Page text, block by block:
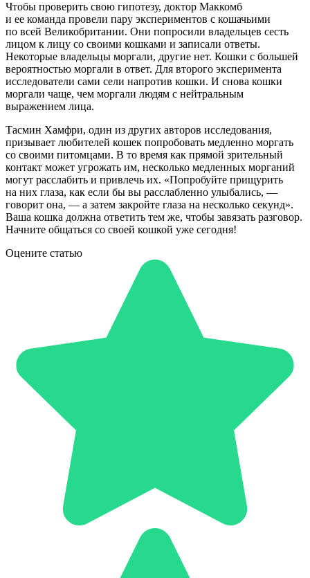
Чтобы проверить свою гипотезу, доктор Маккомб
и ее команда провели пару экспериментов с кошачьими
по всей Великобритании. Они попросили владельцев сесть
лицом к лицу со своими кошками и записали ответы.
Некоторые владельцы моргали, другие нет. Кошки с большей
вероятностью моргали в ответ. Для второго эксперимента
исследователи сами сели напротив кошки. И снова кошки
моргали чаще, чем моргали людям с нейтральным
выражением лица.
Тасмин Хамфри, один из других авторов исследования,
призывает любителей кошек попробовать медленно моргать
со своими питомцами. В то время как прямой зрительный
контакт может угрожать им, несколько медленных морганий
могут расслабить и привлечь их. «Попробуйте прищурить
на них глаза, как если бы вы расслабленно улыбались, —
говорит она, — а затем закройте глаза на несколько секунд».
Ваша кошка должна ответить тем же, чтобы завязать разговор.
Начните общаться со своей кошкой уже сегодня!
Оцените статью